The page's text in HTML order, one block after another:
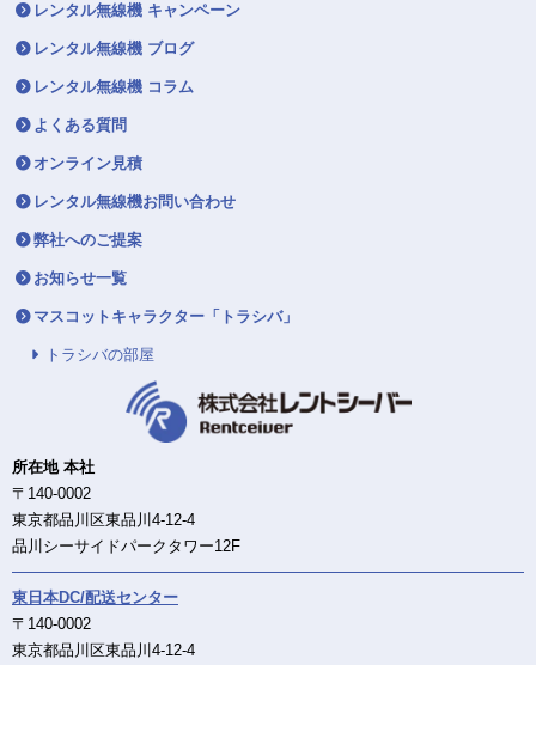
レンタル無線機 キャンペーン
レンタル無線機 ブログ
レンタル無線機 コラム
よくある質問
オンライン見積
レンタル無線機お問い合わせ
弊社へのご提案
お知らせ一覧
マスコットキャラクター「トラシバ」
トラシバの部屋
所在地 本社
〒140-0002
東京都品川区東品川4-12-4
品川シーサイドパークタワー12F
東日本DC/配送センター
〒140-0002
東京都品川区東品川4-12-4